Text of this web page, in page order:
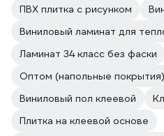
ПВХ плитка с рисунком
Виниловый ламинат для
Ламинат 34 класс без фаски
Оптом (напольные покрытия)
Виниловый пол клеевой
Плитка на клеевой основе